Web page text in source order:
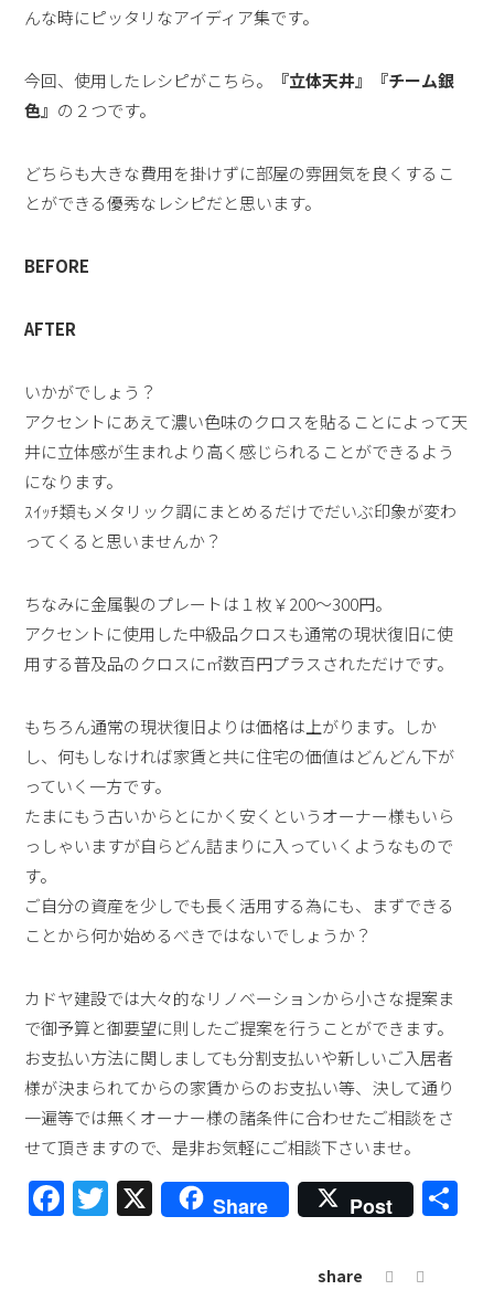
んな時にピッタリなアイディア集です。
今回、使用したレシピがこちら。
『立体天井』『チーム銀
色』 の２つです。
どちらも大きな費用を掛けずに部屋の雰囲気を良くするこ
とができる優秀なレシピだと思います。
BEFORE
AFTER
いかがでしょう？
アクセントにあえて濃い色味のクロスを貼ることによって天
井に立体感が生まれより高く感じられることができるよう
になります。
ｽｲｯﾁ類もメタリック調にまとめるだけでだいぶ印象が変わ
ってくると思いませんか？
ちなみに金属製のプレートは１枚￥200～300円。
アクセントに使用した中級品クロスも通常の現状復旧に使
用する普及品のクロスに㎡数百円プラスされただけです。
もちろん通常の現状復旧よりは価格は上がります。しか
し、何もしなければ家賃と共に住宅の価値はどんどん下が
っていく一方です。
たまにもう古いからとにかく安くというオーナー様もいら
っしゃいますが自らどん詰まりに入っていくようなもので
す。
ご自分の資産を少しでも長く活用する為にも、まずできる
ことから何か始めるべきではないでしょうか？
カドヤ建設では大々的なリノベーションから小さな提案ま
で御予算と御要望に則したご提案を行うことができます。
お支払い方法に関しましても分割支払いや新しいご入居者
様が決まられてからの家賃からのお支払い等、決して通り
一遍等では無くオーナー様の諸条件に合わせたご相談をさ
せて頂きますので、是非お気軽にご相談下さいませ。
Facebook
Twitter
X Share Post
share